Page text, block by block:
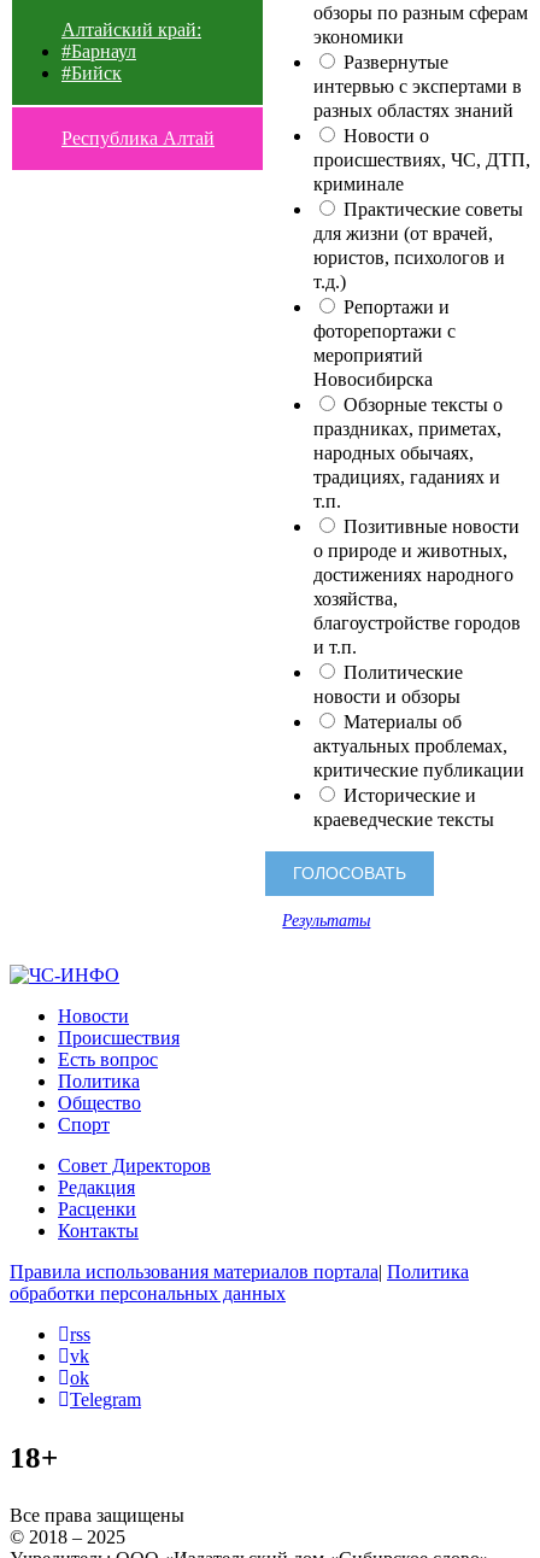
Алтайский край:
#Барнаул
#Бийск
Республика Алтай
обзоры по разным сферам
экономики
Развернутые
интервью с экспертами в
разных областях знаний
Новости о
происшествиях, ЧС, ДТП,
криминале
Практические советы
для жизни (от врачей,
юристов, психологов и
т.д.)
Репортажи и
фоторепортажи с
мероприятий
Новосибирска
Обзорные тексты о
праздниках, приметах,
народных обычаях,
традициях, гаданиях и
т.п.
Позитивные новости
о природе и животных,
достижениях народного
хозяйства,
благоустройстве городов
и т.п.
Политические
новости и обзоры
Материалы об
актуальных проблемах,
критические публикации
Исторические и
краеведческие тексты
Результаты
Новости
Происшествия
Есть вопрос
Политика
Общество
Спорт
Совет Директоров
Редакция
Расценки
Контакты
Правила использования материалов портала| Политика
обработки персональных данных
rss
vk
ok
Telegram
18+
Все права защищены
© 2018 – 2025